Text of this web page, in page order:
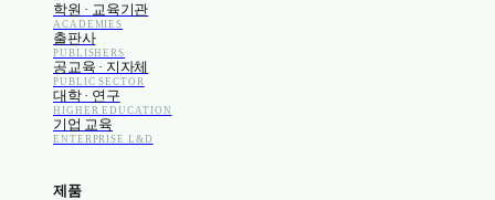
학원 · 교육기관
ACADEMIES
출판사
PUBLISHERS
공교육 · 지자체
PUBLIC SECTOR
대학 · 연구
HIGHER EDUCATION
기업 교육
ENTERPRISE L&D
제품